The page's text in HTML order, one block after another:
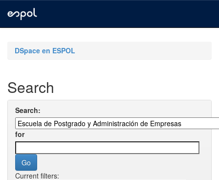
navigationDSpace en ESPOL
Search
Search:
for
Current filters: